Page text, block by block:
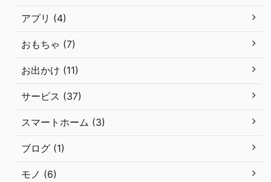
アプリ (4)
おもちゃ (7)
お出かけ (11)
サービス (37)
スマートホーム (3)
ブログ (1)
モノ (6)